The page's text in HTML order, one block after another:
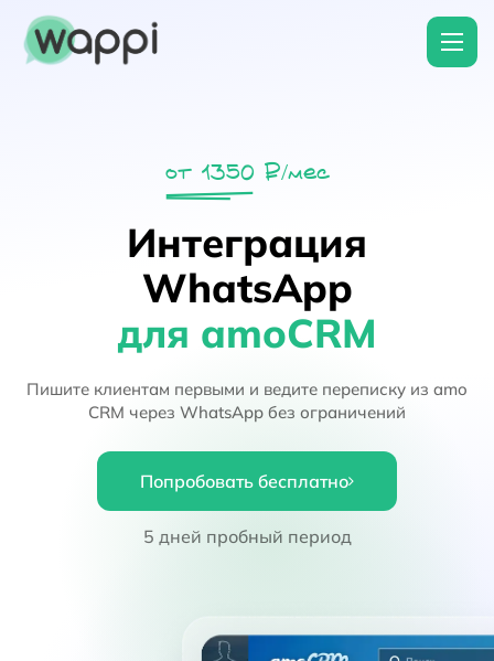
от 1350 ₽/мес
Интеграция
WhatsApp
для amoCRM
Пишите клиентам первыми и ведите переписку из amo
CRM через WhatsApp без ограничений
Попробовать бесплатно
5 дней пробный период